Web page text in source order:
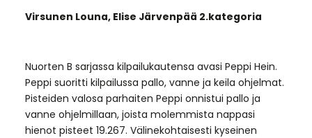
Virsunen Louna, Elise Järvenpää 2.kategoria
Nuorten B sarjassa kilpailukautensa avasi Peppi Hein.
Peppi suoritti kilpailussa pallo, vanne ja keila ohjelmat.
Pisteiden valosa parhaiten Peppi onnistui pallo ja
vanne ohjelmillaan, joista molemmista nappasi
hienot pisteet 19.267. Välinekohtaisesti kyseinen